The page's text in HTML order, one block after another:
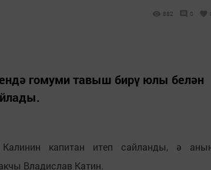
882 0
гомуми тавыш бирү юлы белән
капитан итеп сайланды, ә
Владислав Катин.